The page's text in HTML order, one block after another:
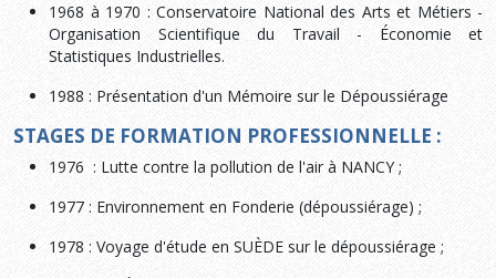
1968 à 1970 : Conservatoire National des Arts et Métiers -
Organisation Scientifique du Travail - Économie et
Statistiques Industrielles.
1988 : Présentation d'un Mémoire sur le Dépoussiérage
STAGES DE FORMATION PROFESSIONNELLE :
1976 : Lutte contre la pollution de l'air à NANCY ;
1977 : Environnement en Fonderie (dépoussiérage) ;
1978 : Voyage d'étude en SUÈDE sur le dépoussiérage ;